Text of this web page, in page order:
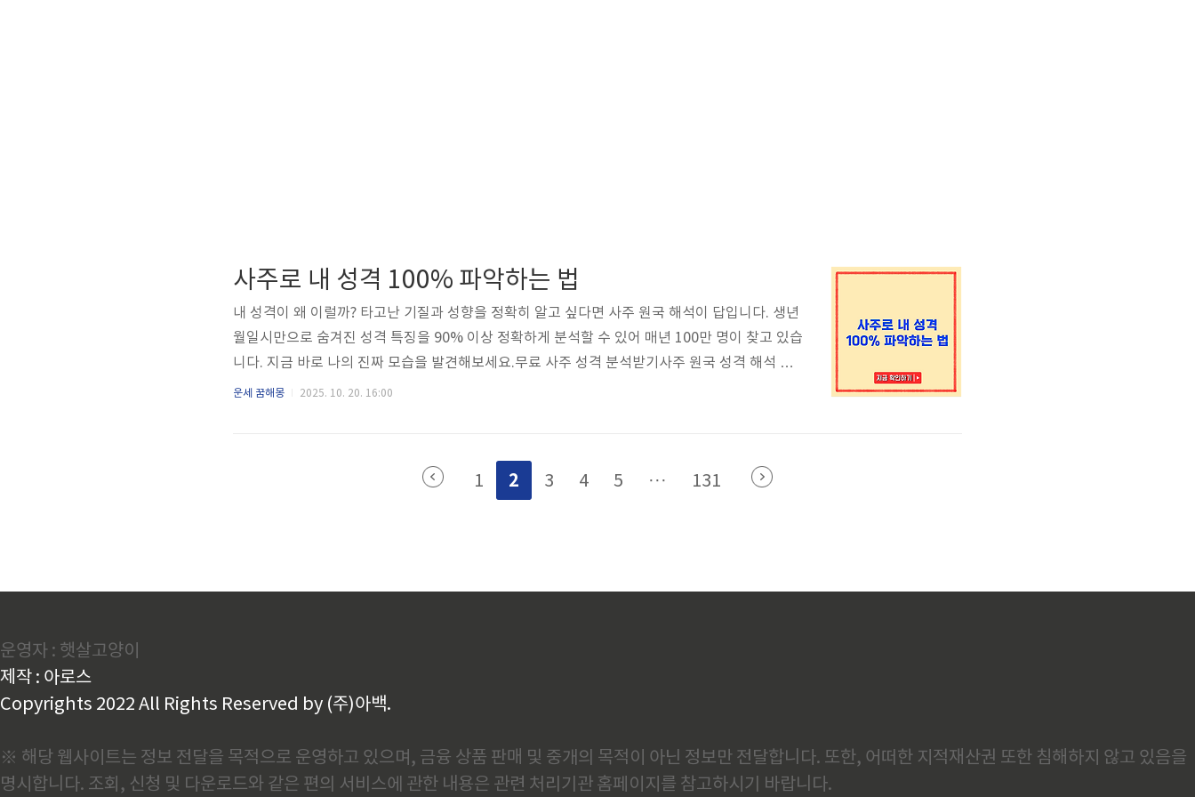
사주로 내 성격 100% 파악하는 법
내 성격이 왜 이럴까? 타고난 기질과 성향을 정확히 알고 싶다면 사주 원국 해석이 답입니다. 생년
월일시만으로 숨겨진 성격 특징을 90% 이상 정확하게 분석할 수 있어 매년 100만 명이 찾고 있습
니다. 지금 바로 나의 진짜 모습을 발견해보세요.무료 사주 성격 분석받기사주 원국 성격 해석 완
벽 가이드사주 원국은 태어난 년월일시의 간지(干支) 8글자를 바탕으로 개인의 타고난 성격과 기
도로 성격 분석이 가능합니다.요약: 생년월일시 8글자로 타고난 성격을 과학적으로 분석하는 방법
3분 완성 성격 분석 신청방법1단계: 정확한 ..
운세 꿈해몽 2025. 10. 20. 16:00
1 2 3 4 5 ··· 131
운영자 : 햇살고양이
제작 : 아로스
Copyrights 2022 All Rights Reserved by (주)아백.
※ 해당 웹사이트는 정보 전달을 목적으로 운영하고 있으며, 금융 상품 판매 및 중개의 목적이 아닌 정보만 전달합니다. 또한, 어떠한 지적재산권 또한 침해하지 않고 있음을
명시합니다. 조회, 신청 및 다운로드와 같은 편의 서비스에 관한 내용은 관련 처리기관 홈페이지를 참고하시기 바랍니다.